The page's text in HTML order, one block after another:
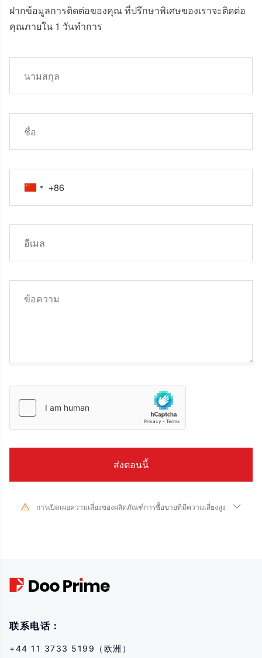
ฝากข้อมูลการติดต่อของคุณ ที่ปรึกษาพิเศษของเราจะติดต่อ
คุณภายใน 1 วันทำการ
การเปิดเผยความเสี่ยงของผลิตภัณฑ์การซื้อขายที่มีความเสี่ยงสูง
ขายด้วยเครื่องมือทางการเงินที่เกี่ยวข้องอย่างถ่องแท้ก่อนทำธุรกรรมใดๆ กับเรา
联系电话：
+44 11 3733 5199（欧洲）